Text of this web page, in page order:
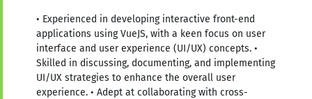
• Experienced in developing interactive front-end
applications using VueJS, with a keen focus on user
interface and user experience (UI/UX) concepts. •
Skilled in discussing, documenting, and implementing
UI/UX strategies to enhance the overall user
experience. • Adept at collaborating with cross-